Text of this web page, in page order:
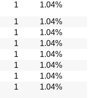
1 1.04%
1 1.04%
1 1.04%
1 1.04%
1 1.04%
1 1.04%
1 1.04%
1 1.04%